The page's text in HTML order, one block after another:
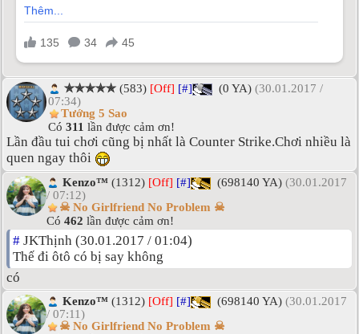
✯✯✯✯✯ (583) [Off] [#] (0 YA) (30.01.2017 /
07:34)
Tướng 5 Sao
Có 311 lần được cảm ơn!
Lần đầu tui chơi cũng bị nhất là Counter Strike.Chơi nhiều là
quen ngay thôi
Kenzo™ (1312) [Off] [#] (698140 YA) (30.01.2017
/ 07:12)
☠ No Girlfriend No Problem ☠
Có 462 lần được cảm ơn!
# JKThịnh (30.01.2017 / 01:04)
Thế đi ôtô có bị say không
có
Kenzo™ (1312) [Off] [#] (698140 YA) (30.01.2017
/ 07:11)
☠ No Girlfriend No Problem ☠